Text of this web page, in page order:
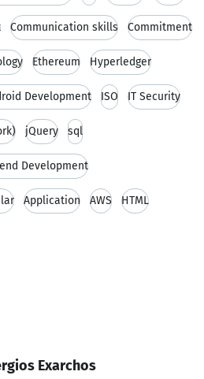
Communication skills Commitment
Ethereum Hyperledger
Development ISO IT Security
jQuery sql
Development
Application AWS HTML
Exarchos